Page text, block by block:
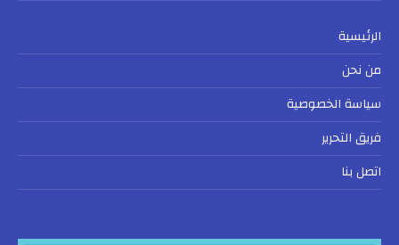
الرئيسية
من نحن
سياسة الخصوصية
فريق التحرير
اتصل بنا